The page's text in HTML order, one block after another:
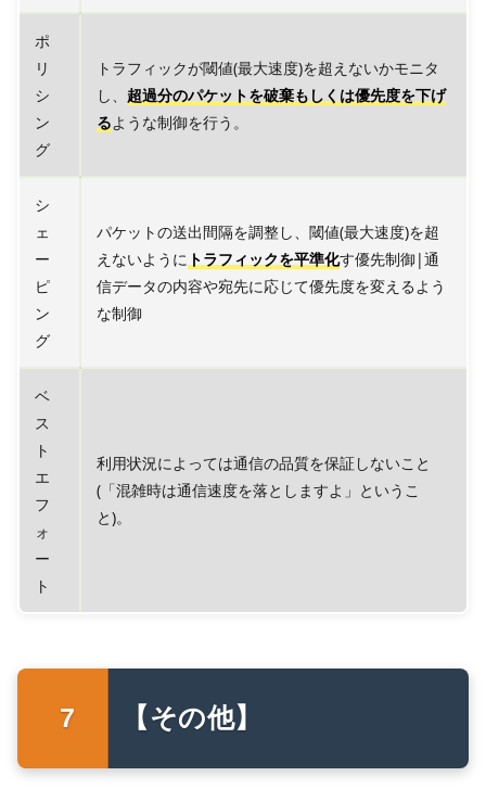
ポ
リ
シ
ン
グ
トラフィックが閾値(最大速度)を超えないかモニタ
し、 超過分のパケットを破棄もしくは優先度を下げ
るような制御を行う。
シ
ェ
ー
ピ
ン
グ
パケットの送出間隔を調整し、閾値(最大速度)を超
えないように トラフィックを平準化す優先制御|通
信データの内容や宛先に応じて優先度を変えるよう
な制御
ベ
ス
ト
エ
フ
ォ
ー
ト
利用状況によっては通信の品質を保証しないこと
(「混雑時は通信速度を落としますよ」というこ
と)。
【その他】